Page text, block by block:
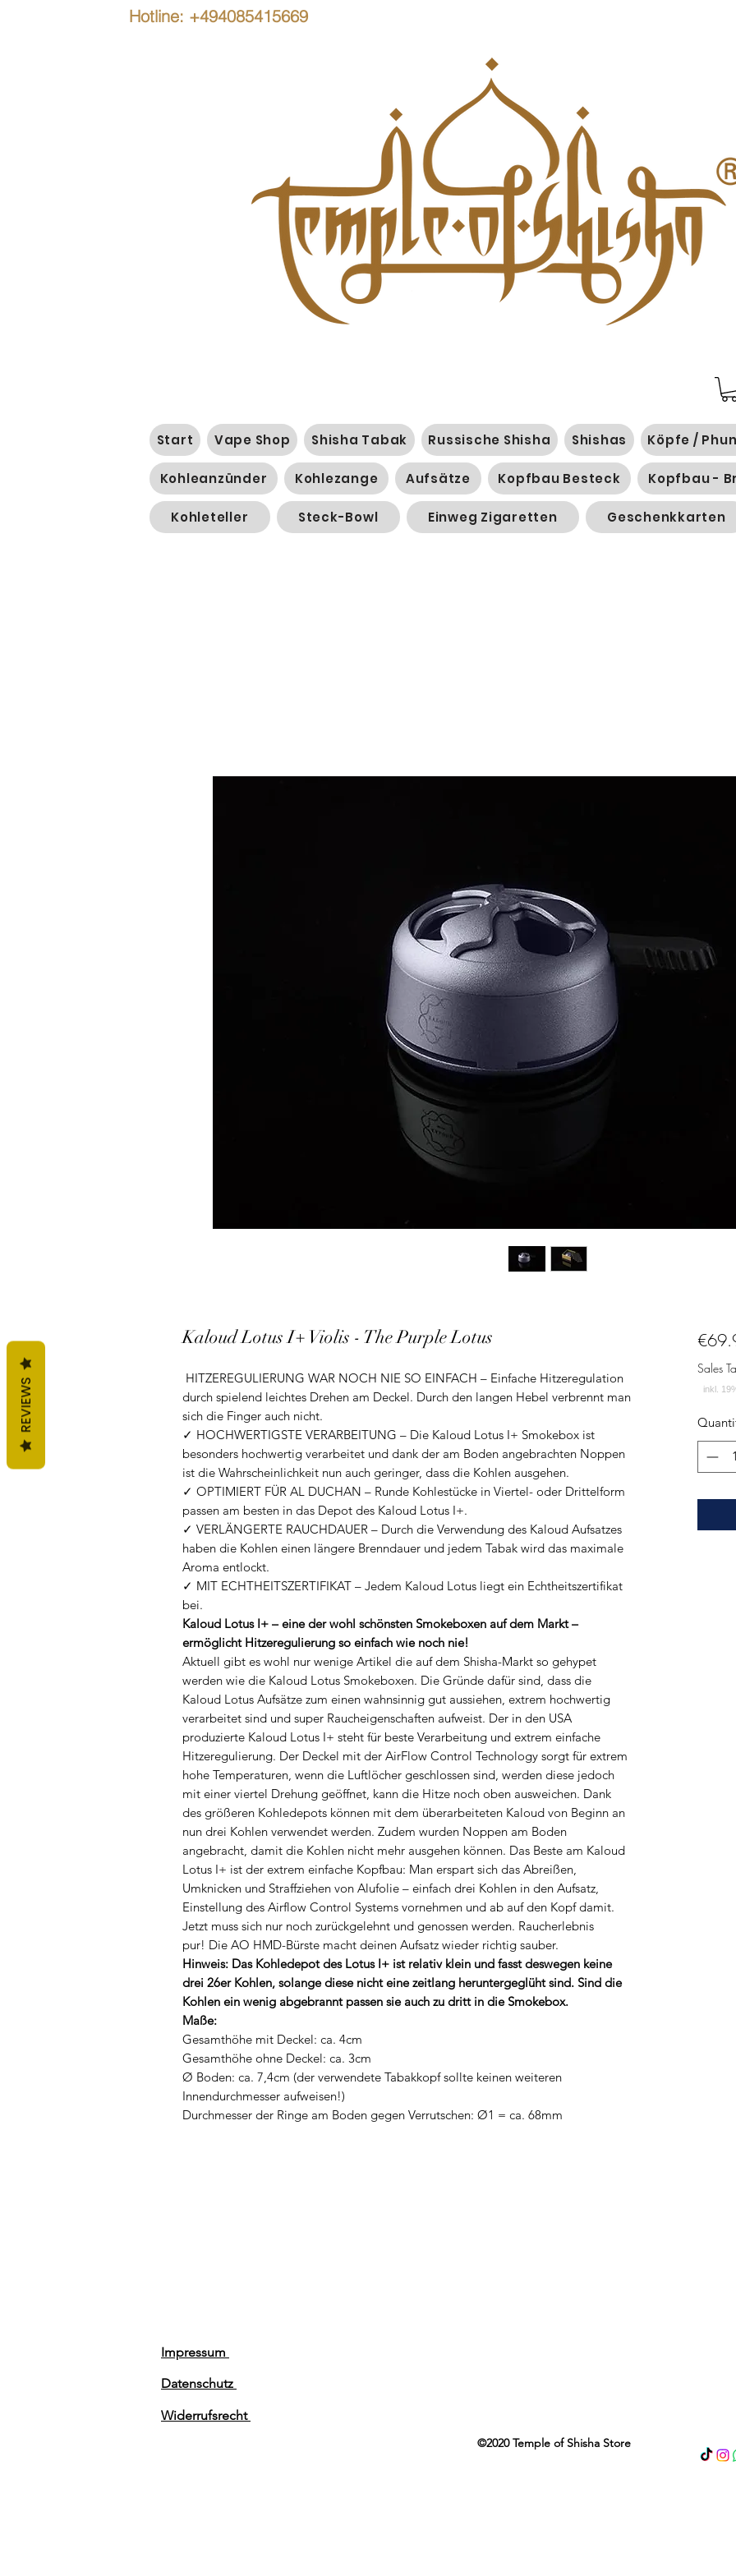
Hotline: +494085415669
Start Vape Shop Shisha Tabak Russische Shisha Shishas Köpfe /
Kohleanzünder Kohlezange Aufsätze Kopfbau Besteck Kopfbau -
Kohleteller Steck-Bowl Einweg Zigaretten Geschenkkarten
Kaloud Lotus I+ Violis - The Purple Lotus
HITZEREGULIERUNG WAR NOCH NIE SO EINFACH – Einfache Hitzeregulation
durch spielend leichtes Drehen am Deckel. Durch den langen Hebel verbrennt man
sich die Finger auch nicht.
✓ HOCHWERTIGSTE VERARBEITUNG – Die Kaloud Lotus I+ Smokebox ist
besonders hochwertig verarbeitet und dank der am Boden angebrachten Noppen
ist die Wahrscheinlichkeit nun auch geringer, dass die Kohlen ausgehen.
✓ OPTIMIERT FÜR AL DUCHAN – Runde Kohlestücke in Viertel- oder Drittelform
passen am besten in das Depot des Kaloud Lotus I+.
✓ VERLÄNGERTE RAUCHDAUER – Durch die Verwendung des Kaloud Aufsatzes
haben die Kohlen einen längere Brenndauer und jedem Tabak wird das maximale
Aroma entlockt.
✓ MIT ECHTHEITSZERTIFIKAT – Jedem Kaloud Lotus liegt ein Echtheitszertifikat
bei.
Kaloud Lotus I+ – eine der wohl schönsten Smokeboxen auf dem Markt –
ermöglicht Hitzeregulierung so einfach wie noch nie!
Aktuell gibt es wohl nur wenige Artikel die auf dem Shisha-Markt so gehypet
werden wie die Kaloud Lotus Smokeboxen. Die Gründe dafür sind, dass die
Kaloud Lotus Aufsätze zum einen wahnsinnig gut aussiehen, extrem hochwertig
verarbeitet sind und super Raucheigenschaften aufweist. Der in den USA
produzierte Kaloud Lotus I+ steht für beste Verarbeitung und extrem einfache
Hitzeregulierung. Der Deckel mit der AirFlow Control Technology sorgt für extrem
hohe Temperaturen, wenn die Luftlöcher geschlossen sind, werden diese jedoch
mit einer viertel Drehung geöffnet, kann die Hitze noch oben ausweichen. Dank
des größeren Kohledepots können mit dem überarbeiteten Kaloud von Beginn an
nun drei Kohlen verwendet werden. Zudem wurden Noppen am Boden
angebracht, damit die Kohlen nicht mehr ausgehen können. Das Beste am Kaloud
Lotus I+ ist der extrem einfache Kopfbau: Man erspart sich das Abreißen,
Umknicken und Straffziehen von Alufolie – einfach drei Kohlen in den Aufsatz,
Einstellung des Airflow Control Systems vornehmen und ab auf den Kopf damit.
Jetzt muss sich nur noch zurückgelehnt und genossen werden. Raucherlebnis
pur! Die AO HMD-Bürste macht deinen Aufsatz wieder richtig sauber.
Hinweis: Das Kohledepot des Lotus I+ ist relativ klein und fasst deswegen keine
drei 26er Kohlen, solange diese nicht eine zeitlang heruntergeglüht sind. Sind die
Kohlen ein wenig abgebrannt passen sie auch zu dritt in die Smokebox.
Maße:
Gesamthöhe mit Deckel: ca. 4cm
Gesamthöhe ohne Deckel: ca. 3cm
Ø Boden: ca. 7,4cm (der verwendete Tabakkopf sollte keinen weiteren
Innendurchmesser aufweisen!)
Durchmesser der Ringe am Boden gegen Verrutschen: Ø1 = ca. 68mm
Sales
Impressum
Datenschutz
Widerrufsrecht
©2020 Temple of Shisha Store
REVIEWS